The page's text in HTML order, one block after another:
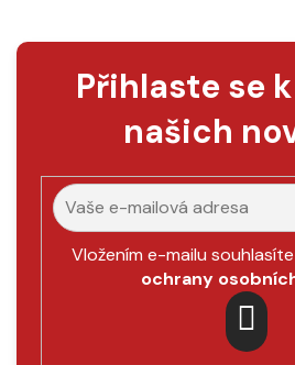
Přihlaste se
našich
Vložením e-mailu
ochrany